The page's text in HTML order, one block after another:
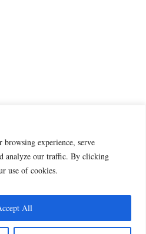
browsing experience, serve
analyze our traffic. By clicking
use of cookies.
All